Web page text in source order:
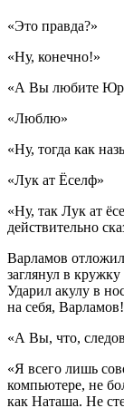
«Это правда?»
«Ну, конечно!»
«А Вы любите
«Люблю»
«Ну, тогда как
«Лук ат Ёселф»
«Ну, так Лук ат
действительно
Варламов
заглянул в
Ударил акулу в
на себя,
«А Вы, что,
«Я всего лишь
компьютере, не
как Наташа. Не